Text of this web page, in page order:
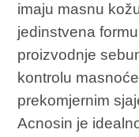
imaju masnu
jedinstvena
proizvodnje
kontrolu
prekomjernim
Acnosin je